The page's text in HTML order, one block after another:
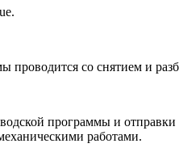
проводится со снятием и
программы и
работами.